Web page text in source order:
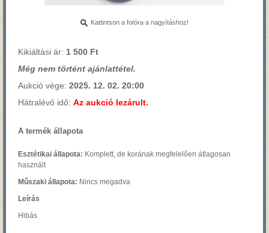
Kattintson a fotóra a nagyításhoz!
Kikiáltási ár: 1 500 Ft
Még nem történt ajánlattétel.
Aukció vége: 2025. 12. 02. 20:00
Hátralévő idő: Az aukció lezárult.
A termék állapota
Esztétikai állapota: Komplett, de korának megfelelően átlagosan
használt
Műszaki állapota: Nincs megadva
Leírás
Hibás